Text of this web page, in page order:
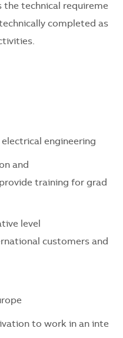
the technical requireme
completed as
.
electrical engineering
and
provide training for grad
level
customers and
to work in an inte